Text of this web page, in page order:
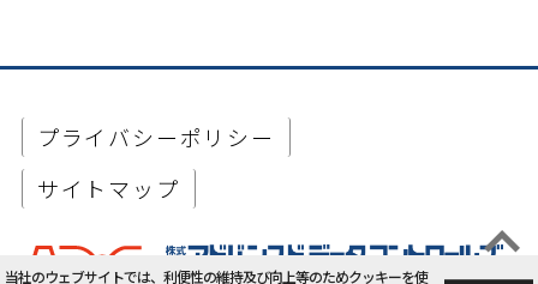
当社のウェブサイトでは、利便性の維持及び向上等のためクッキーを使
プライバシーポリシー
サイトマップ